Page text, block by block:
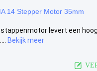
14 Stepper Motor 35mm
levert een
Bekijk meer